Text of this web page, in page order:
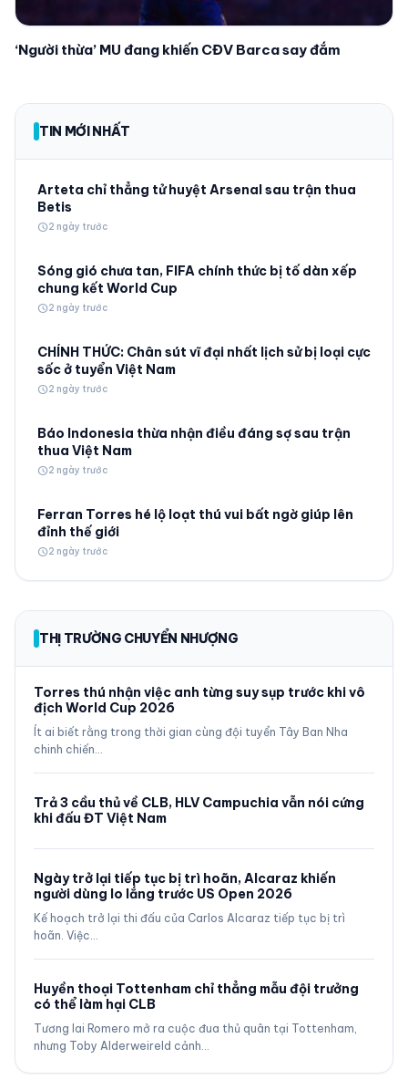
‘Người thừa’ MU đang khiến CĐV Barca say đắm
TIN MỚI NHẤT
Arteta chỉ thẳng tử huyệt Arsenal sau trận thua
Betis
schedule2 ngày trước
Sóng gió chưa tan, FIFA chính thức bị tố dàn xếp
chung kết World Cup
schedule2 ngày trước
CHÍNH THỨC: Chân sút vĩ đại nhất lịch sử bị loại cực
sốc ở tuyển Việt Nam
schedule2 ngày trước
Báo Indonesia thừa nhận điều đáng sợ sau trận
thua Việt Nam
schedule2 ngày trước
Ferran Torres hé lộ loạt thú vui bất ngờ giúp lên
đỉnh thế giới
schedule2 ngày trước
THỊ TRƯỜNG CHUYỂN NHƯỢNG
Torres thú nhận việc anh từng suy sụp trước khi vô
địch World Cup 2026
Ít ai biết rằng trong thời gian cùng đội tuyển Tây Ban Nha
chinh chiến…
Trả 3 cầu thủ về CLB, HLV Campuchia vẫn nói cứng
khi đấu ĐT Việt Nam
Ngày trở lại tiếp tục bị trì hoãn, Alcaraz khiến
người dùng lo lắng trước US Open 2026
Kế hoạch trở lại thi đấu của Carlos Alcaraz tiếp tục bị trì
hoãn. Việc…
Huyền thoại Tottenham chỉ thẳng mẫu đội trưởng
có thể làm hại CLB
Tương lai Romero mở ra cuộc đua thủ quân tại Tottenham,
nhưng Toby Alderweireld cảnh…